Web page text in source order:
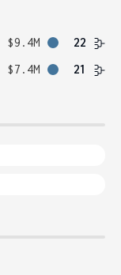
$9.4M
22
$7.4M 21